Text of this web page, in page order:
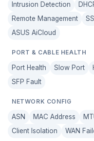
Intrusion Detection
Remote Management
ASUS AiCloud
PORT & CABLE HEALTH
Port Health Slow Port
SFP Fault
NETWORK CONFIG
ASN MAC Address
Client Isolation
WAN